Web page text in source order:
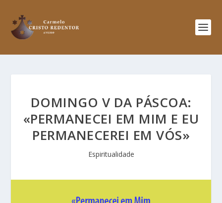
DOMINGO V DA PÁSCOA:
«PERMANECEI EM MIM E EU
PERMANECEREI EM VÓS»
Espiritualidade